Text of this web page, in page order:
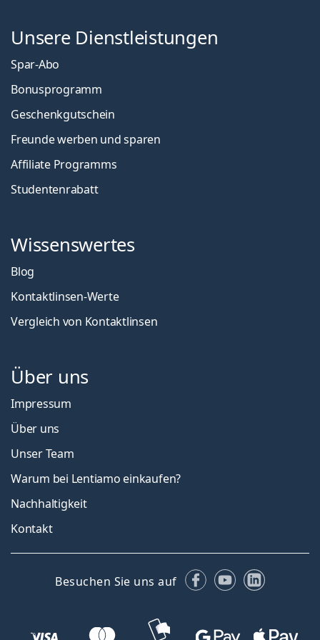
Unsere Dienstleistungen
Spar-Abo
Bonusprogramm
Geschenkgutschein
Freunde werben und sparen
Affiliate Programms
Studentenrabatt
Wissenswertes
Blog
Kontaktlinsen-Werte
Vergleich von Kontaktlinsen
Über uns
Impressum
Über uns
Unser Team
Warum bei Lentiamo einkaufen?
Nachhaltigkeit
Kontakt
Besuchen Sie uns auf Facebook
YouTubeLinkedIn